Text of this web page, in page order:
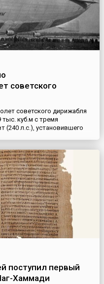
советского
советского дирижабля
куб.м с тремя
(240 л.с.), установившего
маршруту станция
ныне город
поступил первый
Хаммади